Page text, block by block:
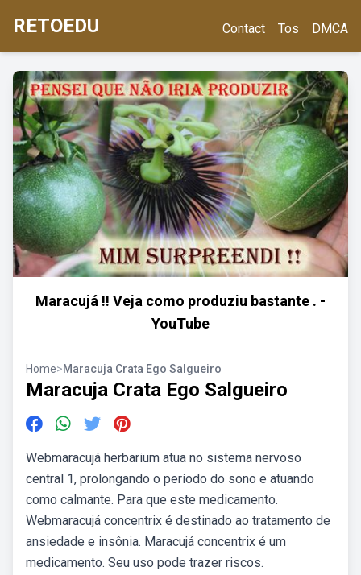
RETOEDU Contact Tos DMCA
Maracujá !! Veja como produziu bastante . -
YouTube
Home>Maracuja Crata Ego Salgueiro
Maracuja Crata Ego Salgueiro
Webmaracujá herbarium atua no sistema nervoso
central 1, prolongando o período do sono e atuando
como calmante. Para que este medicamento.
Webmaracujá concentrix é destinado ao tratamento de
ansiedade e insônia. Maracujá concentrix é um
medicamento. Seu uso pode trazer riscos.